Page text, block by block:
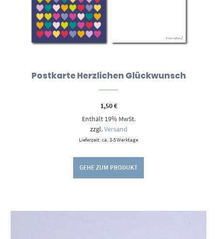
Postkarte Herzlichen Glückwunsch
1,50€
Enthält 19% MwSt.
zzgl.Versand
Lieferzeit: ca. 3-5 Werktage
GEHE ZUM PRODUKT